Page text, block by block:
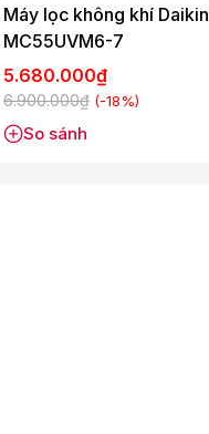
Máy lọc không khí Daikin
MC55UVM6-7
5.680.000₫
6.900.000₫ (-18%)
So sánh